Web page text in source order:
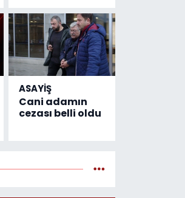
ASAYİŞ
Cani adamın
cezası belli oldu